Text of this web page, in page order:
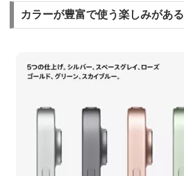
カラーが豊富で使う楽しみがある